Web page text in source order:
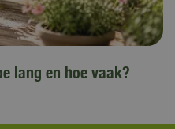
lang en hoe vaak?